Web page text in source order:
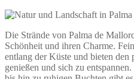
Die Strände von Palma de
Schönheit und ihren Charme.
entlang der Küste und bieten den
genießen und sich zu